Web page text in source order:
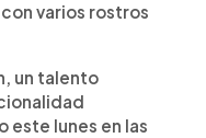
varios rostros
un talento
este lunes en las